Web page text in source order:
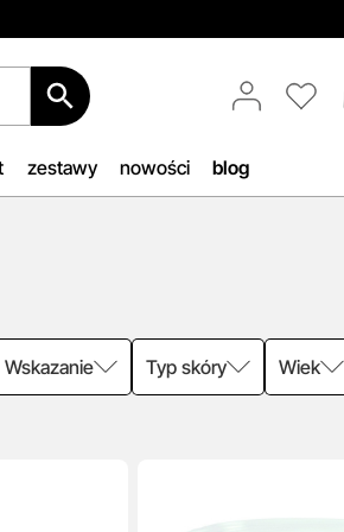
Darmowa Dostawa i Zwrot
błyskawicznej i efektywnej realizacji
zamówień w naszym sklepie. Dzięki
ciągu zaledwie24 godzinod
momentu złożenia.
przeczytaj więcej
zestawy nowości blog
Wskazanie Typ skóry Wiek